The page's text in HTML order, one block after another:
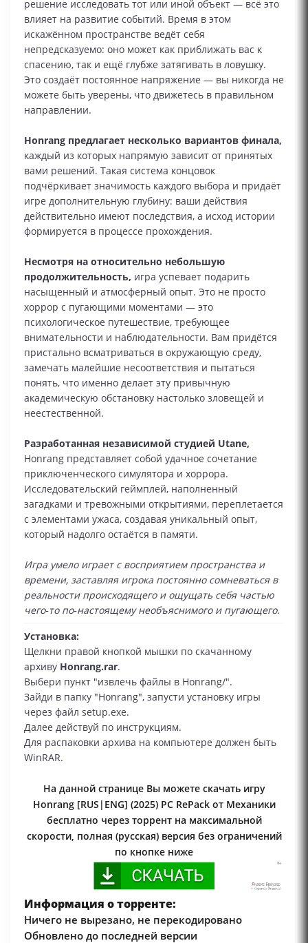
решение исследовать тот или иной объект — всё это
влияет на развитие событий. Время в этом
искажённом пространстве ведёт себя
непредсказуемо: оно может как приближать вас к
спасению, так и ещё глубже затягивать в ловушку.
Это создаёт постоянное напряжение — вы никогда не
можете быть уверены, что движетесь в правильном
направлении.
Honrang предлагает несколько вариантов финала,
каждый из которых напрямую зависит от принятых
вами решений. Такая система концовок
подчёркивает значимость каждого выбора и придаёт
игре дополнительную глубину: ваши действия
действительно имеют последствия, а исход истории
формируется в процессе прохождения.
Несмотря на относительно небольшую
продолжительность, игра успевает подарить
насыщенный и атмосферный опыт. Это не просто
хоррор с пугающими моментами — это
психологическое путешествие, требующее
внимательности и наблюдательности. Вам придётся
пристально всматриваться в окружающую среду,
замечать малейшие несоответствия и пытаться
понять, что именно делает эту привычную
академическую обстановку настолько зловещей и
неестественной.
Разработанная независимой студией Utane,
Honrang представляет собой удачное сочетание
приключенческого симулятора и хоррора.
Исследовательский геймплей, наполненный
загадками и тревожными открытиями, переплетается
с элементами ужаса, создавая уникальный опыт,
который надолго остаётся в памяти.
Игра умело играет с восприятием пространства и
времени, заставляя игрока постоянно сомневаться в
реальности происходящего и ощущать себя частью
чего‑то по‑настоящему необъяснимого и пугающего.
Установка:
Щелкни правой кнопкой мышки по скачанному
архиву Honrang.rar.
Выбери пункт "извлечь файлы в Honrang/".
Зайди в папку "Honrang", запусти установку игры
через файл setup.exe.
Далее действуй по инструкциям.
Для распаковки архива на компьютере должен быть
WinRAR.
На данной странице Вы можете скачать игру
Honrang [RUS|ENG] (2025) PC RePack от Механики
бесплатно через торрент на максимальной
скорости, полная (русская) версия без ограничений
по кнопке ниже
Информация о торренте:
Ничего не вырезано, не перекодировано
Обновлено до последней версии